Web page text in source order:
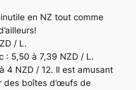
en NZ tout comme
/ L.
: 5,50 à 7,39 NZD / L.
4 NZD / 12. Il est amusant
des boîtes d’œufs de